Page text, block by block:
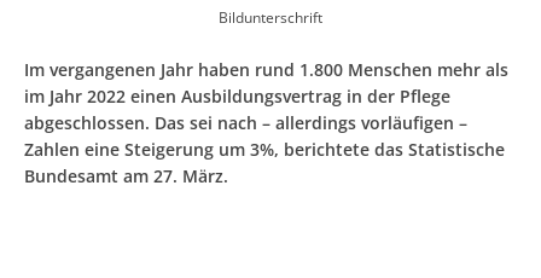
Bildunterschrift
Im vergangenen Jahr haben rund 1.800 Menschen mehr als
im Jahr 2022 einen Ausbildungsvertrag in der Pflege
abgeschlossen. Das sei nach – allerdings vorläufigen –
Zahlen eine Steigerung um 3%, berichtete das Statistische
Bundesamt am 27. März.